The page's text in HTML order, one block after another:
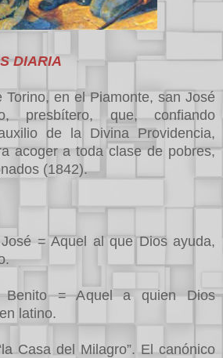
DIARIA
Torino, en el Piamonte, san José
presbítero, que, confiando
de la Divina Providencia,
acoger a toda clase de pobres,
(1842).
= Aquel al que Dios ayuda,
Benito = Aquel a quien Dios
latino.
Casa del Milagro”. El canónico